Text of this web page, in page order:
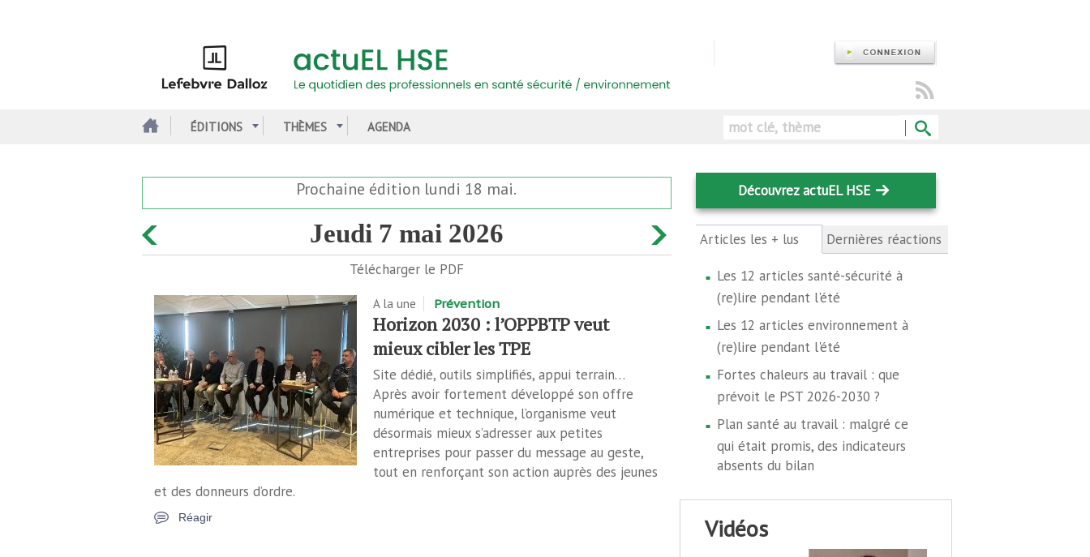
ÉDITIONS THÈMES AGENDA Rechercher
Prochaine édition lundi 18 mai.
jeudi 7 mai 2026
Télécharger le PDF
A la une Prévention
Horizon 2030 : l’OPPBTP veut
mieux cibler les TPE
Site dédié, outils simplifiés, appui terrain…
Après avoir fortement développé son offre
numérique et technique, l’organisme veut
désormais mieux s’adresser aux petites
entreprises pour passer du message au geste,
tout en renforçant son action auprès des jeunes
et des donneurs d’ordre.
Réagir
Découvrez actuEL HSE
Articles les + lus (onglet
actif)
Dernières réactions
Les 12 articles santé-sécurité à
(re)lire pendant l'été
Les 12 articles environnement à
(re)lire pendant l'été
Fortes chaleurs au travail : que
prévoit le PST 2026-2030 ?
Plan santé au travail : malgré ce
qui était promis, des indicateurs
absents du bilan
vidéos